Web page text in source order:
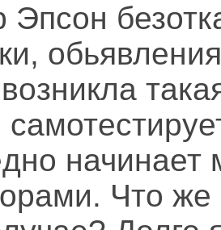
Эпсон
Что